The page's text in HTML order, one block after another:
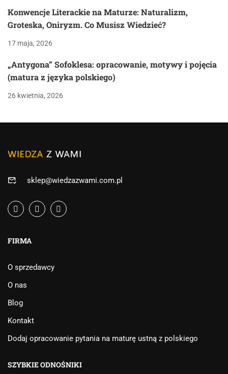
Konwencje Literackie na Maturze: Naturalizm,
Groteska, Oniryzm. Co Musisz Wiedzieć?
17 maja, 2026
„Antygona” Sofoklesa: opracowanie, motywy i pojęcia
(matura z języka polskiego)
26 kwietnia, 2026
sklep@wiedzazwami.com.pl
FIRMA
O sprzedawcy
O nas
Blog
Kontakt
Dodaj opracowanie pytania na maturę ustną z polskiego
SZYBKIE ODNOŚNIKI